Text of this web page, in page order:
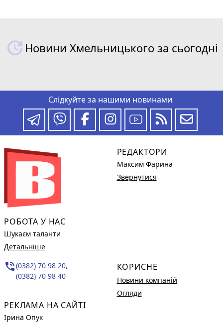
Новини Хмельницького за сьогодні
Слідкуйте за нашими новинами
РОБОТА У НАС
Шукаєм таланти
Детальніше
phone_in_talk(0382) 70 98 20,
(0382) 70 98 40
РЕКЛАМА НА САЙТІ
Ірина Опук
РЕДАКТОРИ
Максим Фарина
Звернутися
КОРИСНЕ
Новини компаній
Огляди